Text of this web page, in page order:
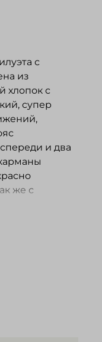
с
из
хлопок с
супер
спереди и два
же с